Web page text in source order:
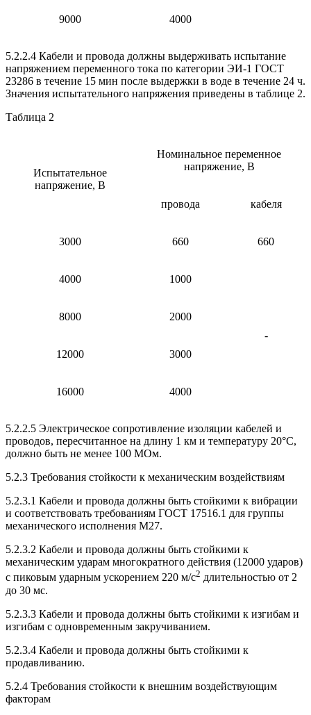
9000 4000
5.2.2.4 Кабели и провода должны выдерживать испытание
напряжением переменного тока по категории ЭИ-1 ГОСТ
23286 в течение 15 мин после выдержки в воде в течение 24 ч.
Значения испытательного напряжения приведены в таблице 2.
Таблица 2
Испытательное
напряжение, В
Номинальное переменное
напряжение, В
провода кабеля
3000 660 660
4000 1000
-
8000 2000
12000 3000
16000 4000
5.2.2.5 Электрическое сопротивление изоляции кабелей и
проводов, пересчитанное на длину 1 км и температуру 20°С,
должно быть не менее 100 МОм.
5.2.3 Требования стойкости к механическим воздействиям
5.2.3.1 Кабели и провода должны быть стойкими к вибрации
и соответствовать требованиям ГОСТ 17516.1 для группы
механического исполнения М27.
5.2.3.2 Кабели и провода должны быть стойкими к
механическим ударам многократного действия (12000 ударов)
с пиковым ударным ускорением 220 м/с2 длительностью от 2
до 30 мс.
5.2.3.3 Кабели и провода должны быть стойкими к изгибам и
изгибам с одновременным закручиванием.
5.2.3.4 Кабели и провода должны быть стойкими к
продавливанию.
5.2.4 Требования стойкости к внешним воздействующим
факторам